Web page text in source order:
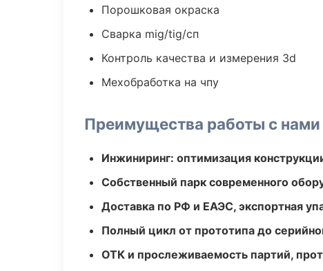
Порошковая окраска
Сварка mig/tig/сп
Контроль качества и измерения 3d
Мехобработка на чпу
Преимущества работы с нами
Инжиниринг: оптимизация
Собственный парк современного
Доставка по РФ и ЕАЭС, экспортная
Полный цикл от прототипа до
ОТК и прослеживаемость партий,